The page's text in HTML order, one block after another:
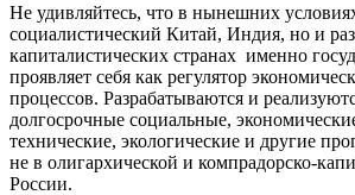
Не удивляйтесь, что в нынешних
социалистический Китай, Индия, но и
капиталистических странах именно
проявляет себя как регулятор
процессов. Разрабатываются и
долгосрочные социальные,
технические, экологические и другие
не в олигархической и компрадорско-
России.